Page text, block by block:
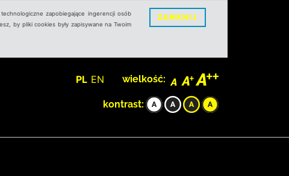
zapobiegające ingerencji osób
by pliki cookies były zapisywane na Twoim
ZAMKNIJ
PL EN wielkość:
kontrast: